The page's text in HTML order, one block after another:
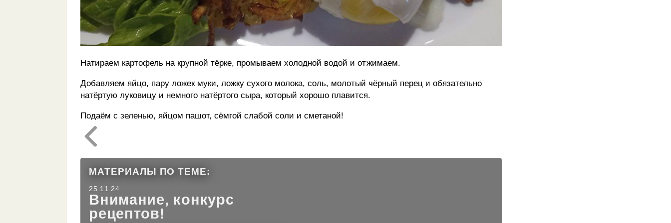
Натираем картофель на крупной тёрке, промываем холодной водой и отжимаем.
Добавляем яйцо, пару ложек муки, ложку сухого молока, соль, молотый чёрный перец и обязательно
натёртую луковицу и немного натёртого сыра, который хорошо плавится.
Подаём с зеленью, яйцом пашот, сёмгой слабой соли и сметаной!
МАТЕРИАЛЫ ПО ТЕМЕ:
25.11.24
Внимание, конкурс
рецептов!